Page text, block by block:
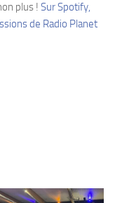
plus ! Sur Spotify,
de Radio Planet